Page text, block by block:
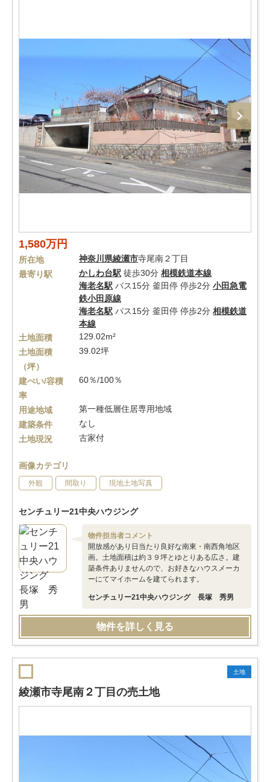
1,580万円
所在地 神奈川県綾瀬市寺尾南２丁目
最寄り駅
かしわ台駅 徒歩30分 相模鉄道本線
海老名駅 バス15分 釜田停 停歩2分 小田急電
鉄小田原線
海老名駅 バス15分 釜田停 停歩2分 相模鉄道
本線
土地面積
129.02m²
土地面積
（坪）
39.02坪
建ぺい/容積
率
60％/100％
用途地域
第一種低層住居専用地域
建築条件
なし
土地現況
古家付
画像カテゴリ
外観 間取り 現地土地写真
センチュリー21中央ハウジング
物件担当者コメント
開放感があり日当たり良好な南東・南西角地区
画。土地面積は約３９坪とゆとりある広さ。建
築条件ありませんので、お好きなハウスメーカ
ーにてマイホームを建てられます。
センチュリー21中央ハウジング 長塚 秀男
物件を詳しく見る
土地
綾瀬市寺尾南２丁目の売土地